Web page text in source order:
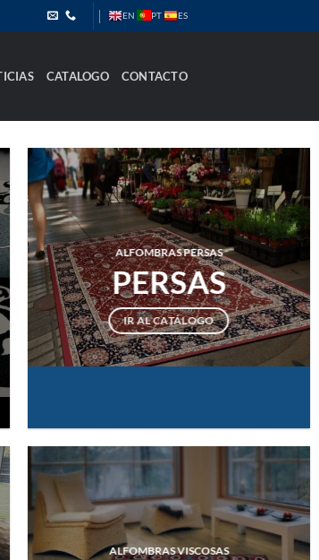
EN PT ES
CATALOGO CONTACTO
ALFOMBRAS PERSAS
PERSAS
IR AL CATÁLOGO
ALFOMBRAS VISCOSAS